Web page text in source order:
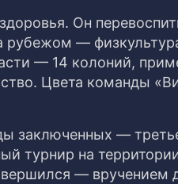
Он
рубежом —
— 14 колоний,
Цвета команды
заключенных —
турнир на
— вручением